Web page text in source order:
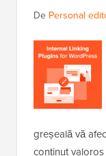
De Personal
greșeală vă
conținut